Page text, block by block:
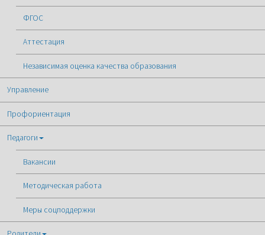
ФГОС
Аттестация
Независимая оценка качества образования
Управление
Профориентация
Педагоги
Вакансии
Методическая работа
Меры соцподдержки